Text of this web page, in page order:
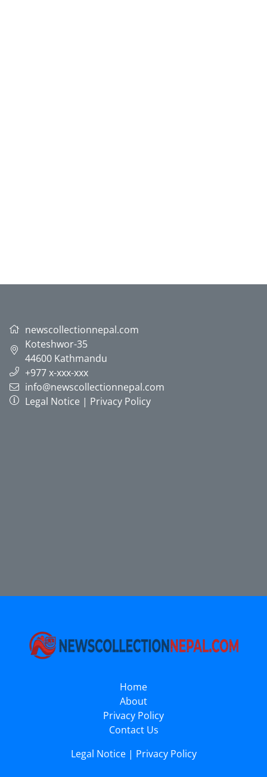
newscollectionnepal.com
Koteshwor-35
44600 Kathmandu
+977 x-xxx-xxx
info@newscollectionnepal.com
Legal Notice | Privacy Policy
Home
About
Privacy Policy
Contact Us
Legal Notice| Privacy Policy